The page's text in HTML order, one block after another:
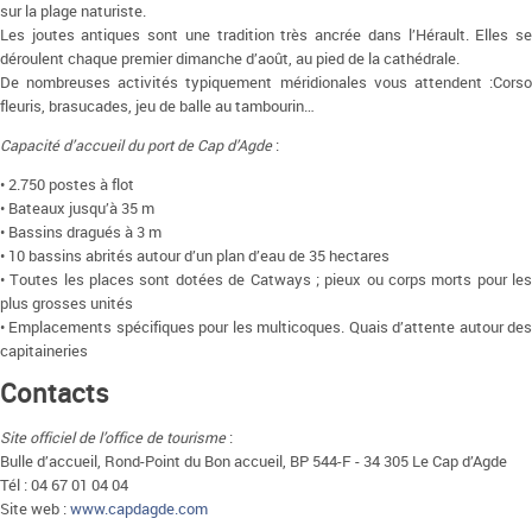
sur la plage naturiste.
Les joutes antiques sont une tradition très ancrée dans l’Hérault. Elles se
déroulent chaque premier dimanche d’août, au pied de la cathédrale.
De nombreuses activités typiquement méridionales vous attendent :Corso
fleuris, brasucades, jeu de balle au tambourin…
Capacité d’accueil du port de Cap d’Agde:
• 2.750 postes à flot
• Bateaux jusqu’à 35 m
• Bassins dragués à 3 m
• 10 bassins abrités autour d’un plan d’eau de 35 hectares
• Toutes les places sont dotées de Catways ; pieux ou corps morts pour les
plus grosses unités
• Emplacements spécifiques pour les multicoques. Quais d’attente autour des
capitaineries
Contacts
Site officiel de l’office de tourisme:
Bulle d’accueil, Rond-Point du Bon accueil, BP 544-F - 34 305 Le Cap d’Agde
Tél : 04 67 01 04 04
Site web :www.capdagde.com